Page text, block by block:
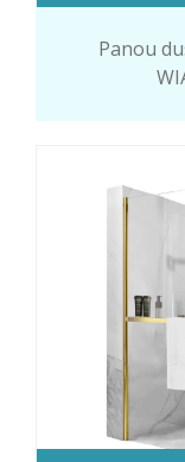
Panou